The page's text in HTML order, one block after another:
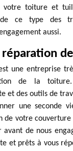
votre toiture et
ce type des
aussi.
réparation
une entreprise
de la
et des outils de
une seconde
de votre couverture
avant de nous
et prêts à vous